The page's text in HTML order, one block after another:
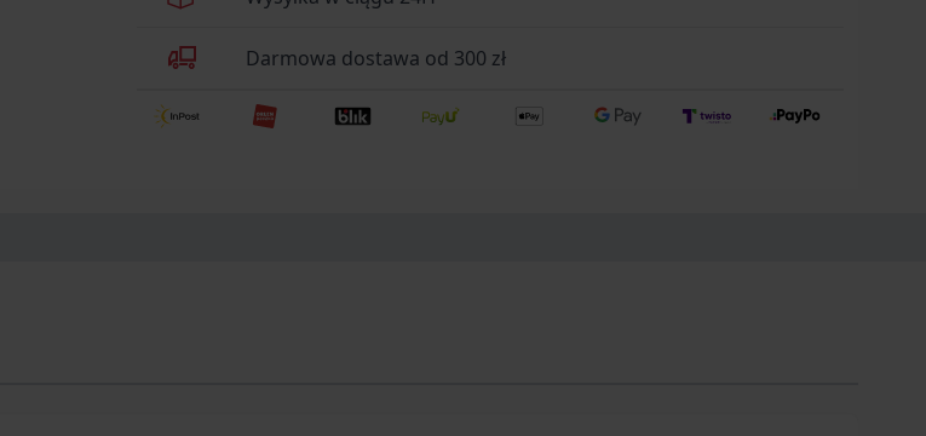
Darmowa dostawa od 300 zł